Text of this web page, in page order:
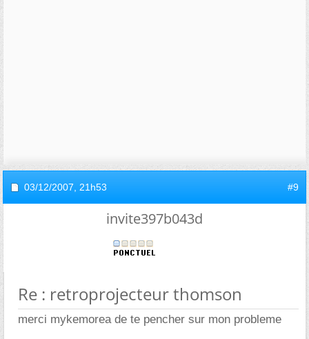
03/12/2007, 21h53 #9
invite397b043d
Re : retroprojecteur thomson
merci mykemorea de te pencher sur mon probleme